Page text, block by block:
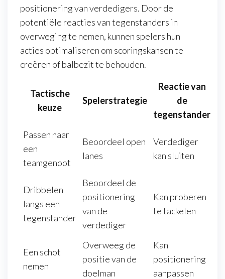
positionering van verdedigers. Door de
potentiële reacties van tegenstanders in
overweging te nemen, kunnen spelers hun
acties optimaliseren om scoringskansen te
creëren of balbezit te behouden.
Tactische
keuze
Spelerstrategie
Reactie van
de
tegenstander
Passen naar
een
teamgenoot
Beoordeel open
lanes
Verdediger
kan sluiten
Dribbelen
langs een
tegenstander
Beoordeel de
positionering
van de
verdediger
Kan proberen
te tackelen
Een schot
nemen
Overweeg de
positie van de
doelman
Kan
positionering
aanpassen